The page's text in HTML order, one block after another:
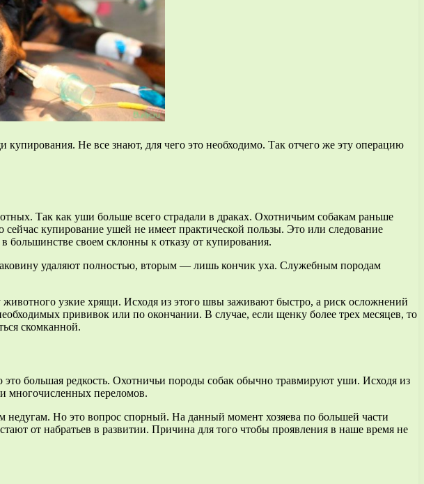
Не все знают, для чего это необходимо. Так отчего же эту операцию
Так как уши больше всего страдали в драках. Охотничьим собакам раньше
купирование ушей не имеет практической пользы. Это или следование
своем склонны к отказу от купирования.
удаляют полностью, вторым — лишь кончик уха. Служебным породам
узкие хрящи. Исходя из этого швы заживают быстро, а риск осложнений
прививок или по окончании. В случае, если щенку более трех месяцев, то
скомканной.
большая редкость. Охотничьи породы собак обычно травмируют уши. Исходя из
многочисленных переломов.
Но это вопрос спорный. На данный момент хозяева по большей части
от набратьев в развитии. Причина для того чтобы проявления в наше время не